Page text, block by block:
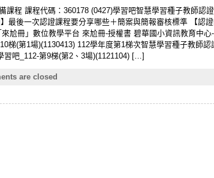
程 課程代碼：360178 (0427)學習吧智慧學習種子教師認
最後一次認證課程要分享哪些＋簡案與簡報審核標準 【認
尬冊」數位教學平台 來尬冊-授權書 碧華國小資訊教育中
梯(第1場)(1130413) 112學年度第1梯次智慧學習種子教師
習吧_112-第9梯(第2、3場)(1121104) […]
are closed